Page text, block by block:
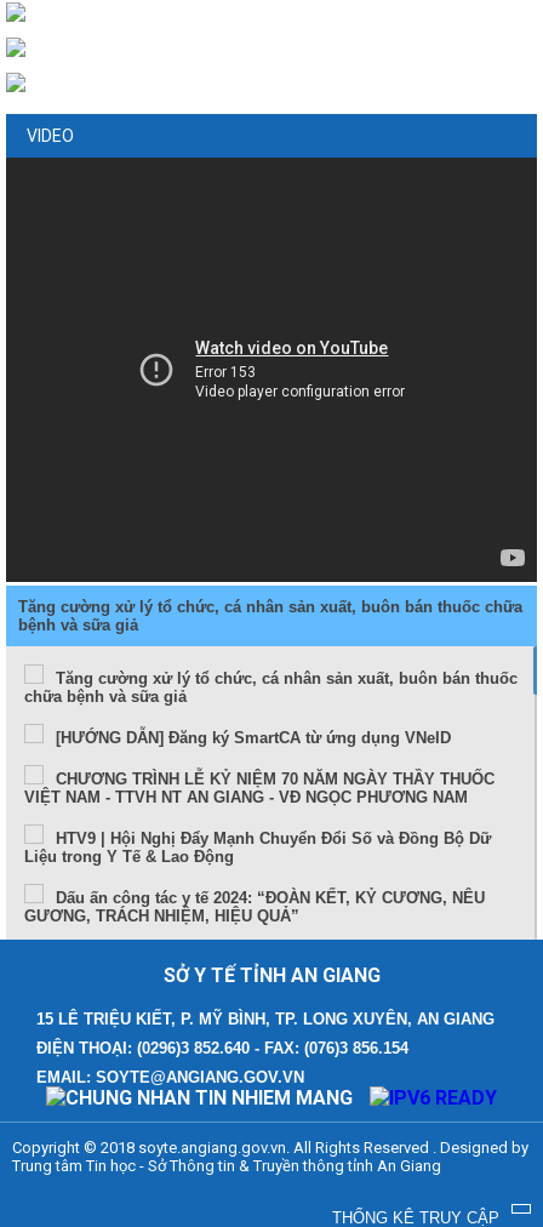
VIDEO
Tăng cường xử lý tổ chức, cá nhân sản xuất, buôn bán thuốc chữa
bệnh và sữa giả
Tăng cường xử lý tổ chức, cá nhân sản xuất, buôn bán thuốc
chữa bệnh và sữa giả
[HƯỚNG DẪN] Đăng ký SmartCA từ ứng dụng VNeID
CHƯƠNG TRÌNH LỄ KỶ NIỆM 70 NĂM NGÀY THẦY THUỐC
VIỆT NAM - TTVH NT AN GIANG - VĐ NGỌC PHƯƠNG NAM
HTV9 | Hội Nghị Đẩy Mạnh Chuyển Đổi Số và Đồng Bộ Dữ
Liệu trong Y Tế & Lao Động
Dấu ấn công tác y tế 2024: “ĐOÀN KẾT, KỶ CƯƠNG, NÊU
GƯƠNG, TRÁCH NHIỆM, HIỆU QUẢ”
tiến bộ trong tiếp cận, điều trị hiện nay
TUẦN LỄ THẾ GIỚI NUÔI CON BẰNG SỮA MẸ (1 – 7/8/2024)
Thông điệp phòng, chống bệnh bạch hầu
Những điểm mới trong Luật Khám bệnh, chữa bệnh (sửa đổi)
năm 2023
SỞ Y TẾ TỈNH AN GIANG
15 LÊ TRIỆU KIẾT, P. MỸ BÌNH, TP. LONG XUYÊN, AN GIANG
ĐIỆN THOẠI: (0296)3 852.640 - FAX: (076)3 856.154
EMAIL: SOYTE@ANGIANG.GOV.VN
Copyright © 2018 soyte.angiang.gov.vn. All Rights Reserved . Designed by
Trung tâm Tin học - Sở Thông tin & Truyền thông tỉnh An Giang
THỐNG KÊ TRUY CẬP